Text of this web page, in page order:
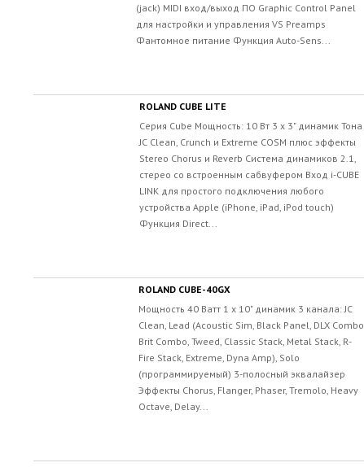
(jack) MIDI вход/выход ПО Graphic Control Panel
для настройки и управления VS Preamps
Фантомное питание Функция Auto-Sens...
ROLAND CUBE LITE
Серия Cube Мощность: 10 Вт 3 x 3" динамик Тона
JC Clean, Crunch и Extreme COSM плюс эффекты
Stereo Chorus и Reverb Система динамиков 2.1,
стерео со встроенным сабвуфером Вход i-CUBE
LINK для простого подключения любого
устройства Apple (iPhone, iPad, iPod touch)
Функция Direct...
ROLAND CUBE-40GX
Мощность 40 Ватт 1 x 10" динамик 3 канала: JC
Clean, Lead (Acoustic Sim, Black Panel, DLX Combo,
Brit Combo, Tweed, Classic Stack, Metal Stack, R-
Fire Stack, Extreme, Dyna Amp), Solo
(программируемый) 3-полосный эквалайзер
Эффекты Chorus, Flanger, Phaser, Tremolo, Heavy
Octave, Delay...